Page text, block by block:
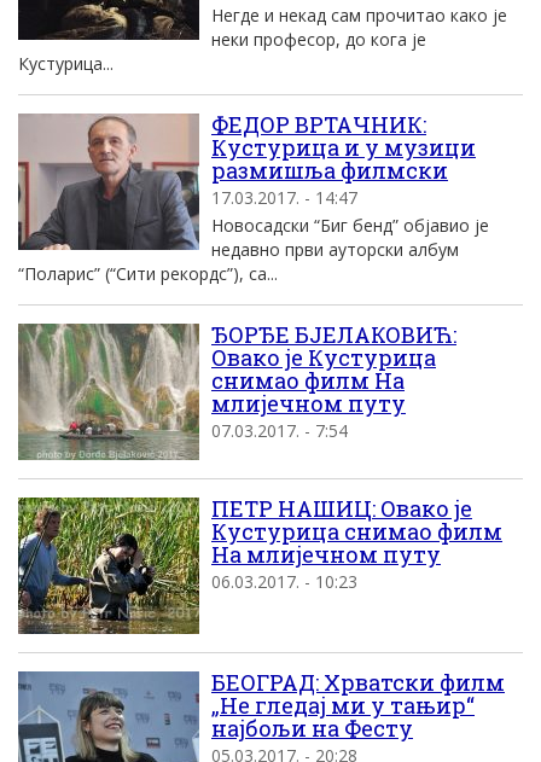
Негде и некад сам прочитао како је
неки професор, до кога је
Кустурица...
ФЕДОР ВРТАЧНИК:
Кустурица и у музици
размишља филмски
17.03.2017. - 14:47
Новосадски “Биг бенд” објавио је
недавно први ауторски албум
“Поларис” (“Сити рекордс”), са...
ЂОРЂЕ БЈЕЛАКОВИЋ:
Овако је Кустурица
снимао филм На
млијечном путу
07.03.2017. - 7:54
ПЕТР НАШИЦ: Овако је
Кустурица снимао филм
На млијечном путу
06.03.2017. - 10:23
БЕОГРАД: Хрватски филм
„Не гледај ми у тањир“
најбољи на Фесту
05.03.2017. - 20:28